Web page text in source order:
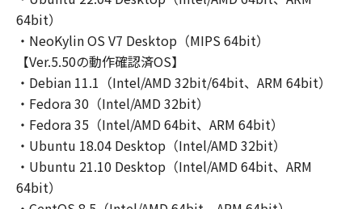
(2) お客様は、バックアップの目的で「許諾ソ
フトウェア」を合理的な範囲において複製する
ことができます。但し、お客様は、かかるバッ
クアップコピーに「許諾ソフトウェア」に含ま
れているすべての著作権表示を含めた形で複製
を行うものとします。
(3) 本契約に明示的に定める場合を除き、お客様
は、「許諾ソフトウェア」の全部または一部を
修正、改変、リバース・エンジニアリング、逆
コンパイル、逆アセンブルまたは他のプログラ
ミング言語へ変換することはできません。ま
64bit）
・NeoKylin OS V7 Desktop（MIPS 64bit）
【Ver.5.50の動作確認済OS】
・Debian 11.1（Intel/AMD 32bit/64bit、ARM 64bit）
・Fedora 30（Intel/AMD 32bit）
・Fedora 35（Intel/AMD 64bit、ARM 64bit）
・Ubuntu 18.04 Desktop（Intel/AMD 32bit）
・Ubuntu 21.10 Desktop（Intel/AMD 64bit、ARM
64bit）